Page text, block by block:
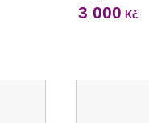
3 000 Kč